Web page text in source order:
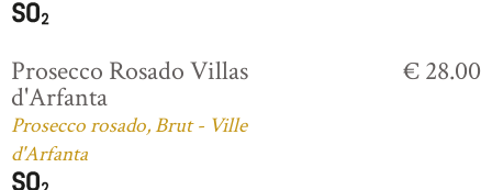
Prosecco Rosado Villas
d'Arfanta
Prosecco rosado, Brut - Ville
d'Arfanta
€ 28.00